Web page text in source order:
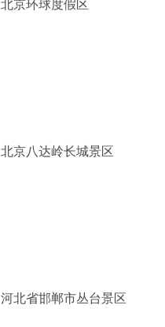
北京环球度假区
北京八达岭长城景区
河北省邯郸市丛台景区